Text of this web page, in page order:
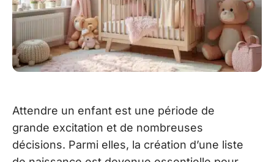
Attendre un enfant est une période de
grande excitation et de nombreuses
décisions. Parmi elles, la création d’une liste